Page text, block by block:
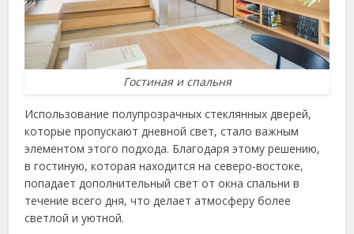
Гостиная и спальня
Использование полупрозрачных стеклянных дверей,
которые пропускают дневной свет, стало важным
элементом этого подхода. Благодаря этому решению,
в гостиную, которая находится на северо-востоке,
попадает дополнительный свет от окна спальни в
течение всего дня, что делает атмосферу более
светлой и уютной.